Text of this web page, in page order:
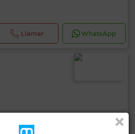
Llamar WhatsApp